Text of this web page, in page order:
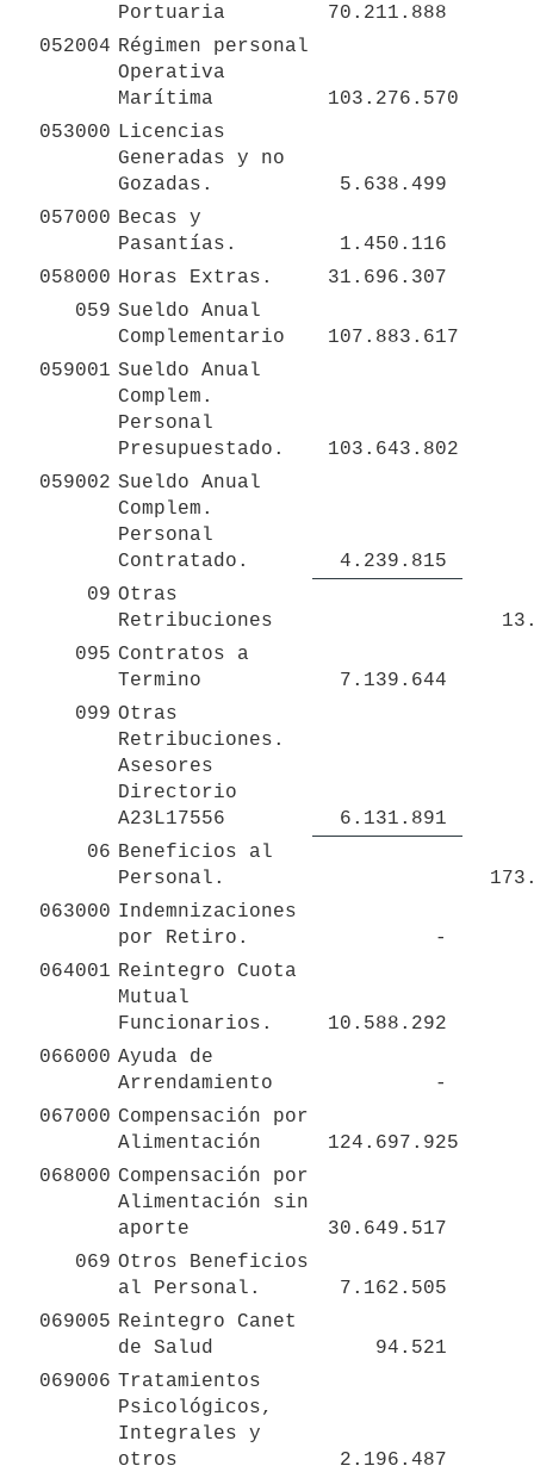
Portuaria
70.211.888
052004 Régimen personal
Operativa
Marítima
053000 Licencias
Generadas y no
Gozadas.
5.638.499
057000 Becas y
Pasantías.
1.450.116
058000 Horas Extras.
31.696.307
059 Sueldo Anual
Complementario
059001 Sueldo Anual
Complem.
Personal
Presupuestado.
059002 Sueldo Anual
Complem.
Personal
Contratado.
4.239.815
09 Otras
Retribuciones
095 Contratos a
Termino
7.139.644
099 Otras
Retribuciones.
Asesores
Directorio
A23L17556
6.131.891
06 Beneficios al
Personal.
063000 Indemnizaciones
por Retiro.
-
064001 Reintegro Cuota
Mutual
Funcionarios.
10.588.292
066000 Ayuda de
Arrendamiento
-
067000 Compensación por
Alimentación
068000 Compensación por
Alimentación sin
aporte
30.649.517
069 Otros Beneficios
al Personal.
7.162.505
069005 Reintegro Canet
de Salud
94.521
069006 Tratamientos
Psicológicos,
Integrales y
otros
2.196.487